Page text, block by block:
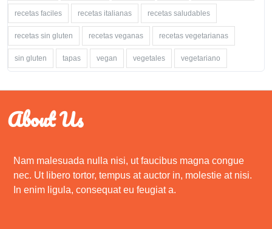
recetas faciles recetas italianas recetas saludables
recetas sin gluten recetas veganas recetas vegetarianas
sin gluten tapas vegan vegetales vegetariano
About Us
Nam malesuada nulla nisi, ut faucibus magna congue
nec. Ut libero tortor, tempus at auctor in, molestie at nisi.
In enim ligula, consequat eu feugiat a.